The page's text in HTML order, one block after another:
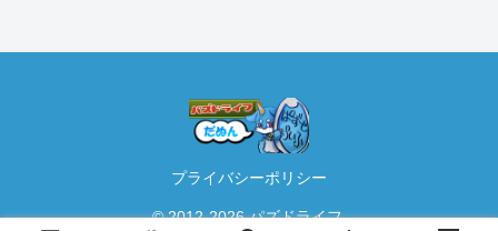
プライバシーポリシー
© 2012-2026 パズドライフ.